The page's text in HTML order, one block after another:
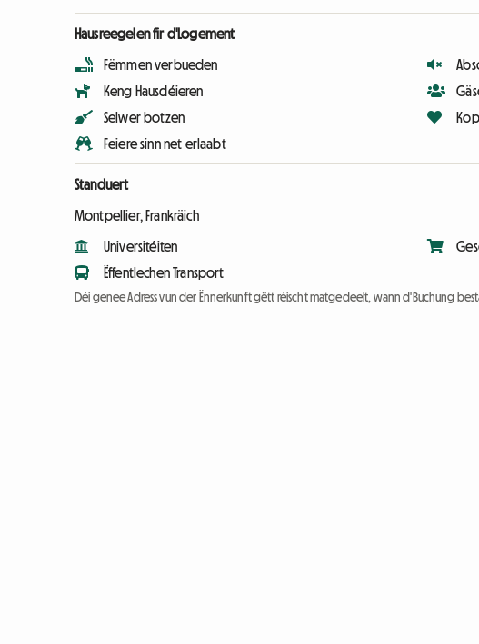
Hausreegelen fir d'Logement
Fëmmen verbueden
Keng Hausdéieren
Selwer botzen
Feiere sinn net erlaabt
Standuert
Montpellier, Frankräich
Universitéiten
Ëffentlechen Transport
Déi genee Adress vun der Ënnerkunft gëtt réischt matgedeelt, wann d'Buchung